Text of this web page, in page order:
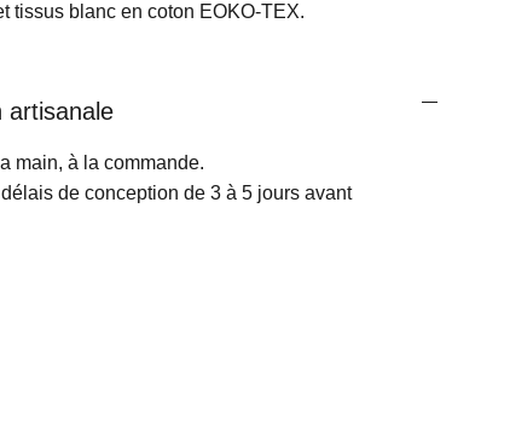
tissus blanc en coton EOKO-TEX.
artisanale
main, à la commande.
délais de conception de 3 à 5 jours avant